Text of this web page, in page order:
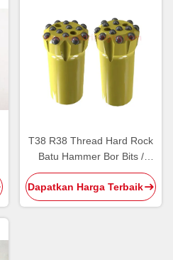
T38 R38 Thread Hard Rock
Batu Hammer Bor Bits /
Bench Drilling Carbide
Masukkan Tombol Bit
Dapatkan Harga Terbaik